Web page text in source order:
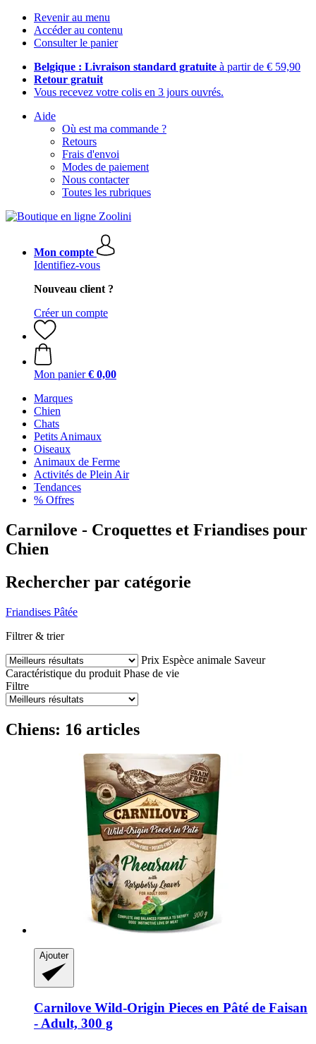
Revenir au menu
Accéder au contenu
Consulter le panier
Belgique : Livraison standard gratuite à partir de € 59,90
Retour gratuit
Vous recevez votre colis en 3 jours ouvrés.
Aide
Où est ma commande ?
Retours
Frais d'envoi
Modes de paiement
Nous contacter
Toutes les rubriques
Mon compte
Identifiez-vous
Nouveau client ?
Créer un compte
Mon panier € 0,00
Marques
Chien
Chats
Petits Animaux
Oiseaux
Animaux de Ferme
Activités de Plein Air
Tendances
% Offres
Carnilove - Croquettes et Friandises pour
Chien
Rechercher par catégorie
Friandises Pâtée
Filtrer & trier
Prix Espèce animale Saveur
Caractéristique du produit Phase de vie
Filtre
Chiens: 16 articles
Ajouter
Carnilove Wild-​Origin Pieces en Pâté de Faisan
-​ Adult, 300 g